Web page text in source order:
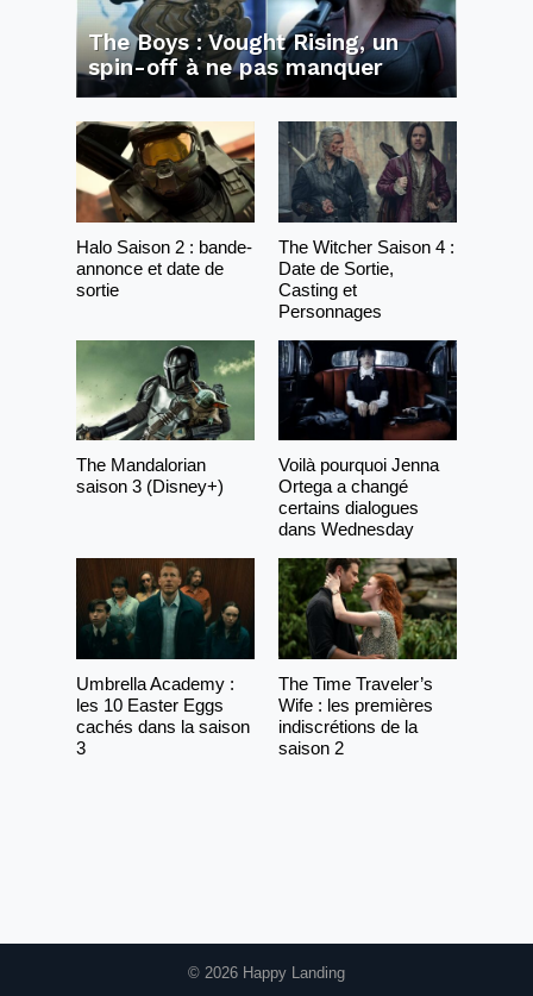
The Boys : Vought Rising, un
spin-off à ne pas manquer
Halo Saison 2 : bande-
annonce et date de
sortie
The Witcher Saison 4 :
Date de Sortie,
Casting et
Personnages
The Mandalorian
saison 3 (Disney+)
Voilà pourquoi Jenna
Ortega a changé
certains dialogues
dans Wednesday
Umbrella Academy :
les 10 Easter Eggs
cachés dans la saison
3
The Time Traveler’s
Wife : les premières
indiscrétions de la
saison 2
© 2026 Happy Landing